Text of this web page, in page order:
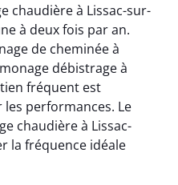
chaudière à Lissac-sur-
à deux fois par an.
de cheminée à
débistrage à
fréquent est
performances. Le
chaudière à Lissac-
la fréquence idéale